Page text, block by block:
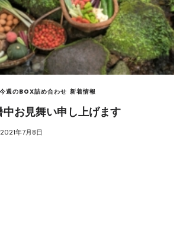
今週のBOX詰め合わせ 新着情報
お見舞い申し上げます
2021年7月8日